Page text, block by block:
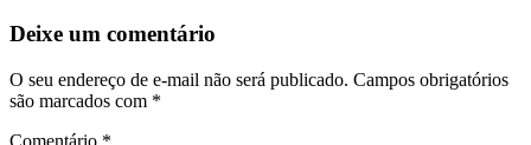
Deixe um comentário
O seu endereço de e-mail não será publicado. Campos obrigatórios
são marcados com *
Comentário *